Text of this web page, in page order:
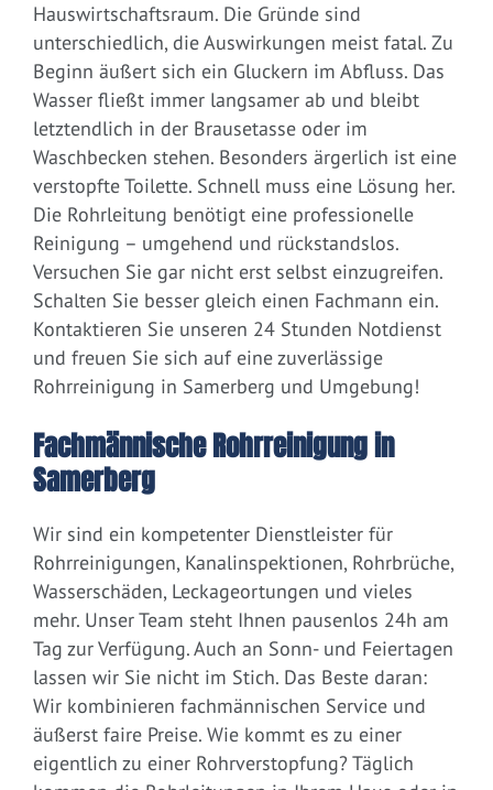
Hauswirtschaftsraum. Die Gründe sind
unterschiedlich, die Auswirkungen meist fatal. Zu
Beginn äußert sich ein Gluckern im Abfluss. Das
Wasser fließt immer langsamer ab und bleibt
letztendlich in der Brausetasse oder im
Waschbecken stehen. Besonders ärgerlich ist eine
verstopfte Toilette. Schnell muss eine Lösung her.
Die Rohrleitung benötigt eine professionelle
Reinigung – umgehend und rückstandslos.
Versuchen Sie gar nicht erst selbst einzugreifen.
Schalten Sie besser gleich einen Fachmann ein.
Kontaktieren Sie unseren 24 Stunden Notdienst
und freuen Sie sich auf eine zuverlässige
Rohrreinigung in Samerberg und Umgebung!
Fachmännische Rohrreinigung in
Samerberg
Wir sind ein kompetenter Dienstleister für
Rohrreinigungen, Kanalinspektionen, Rohrbrüche,
Wasserschäden, Leckageortungen und vieles
mehr. Unser Team steht Ihnen pausenlos 24h am
Tag zur Verfügung. Auch an Sonn- und Feiertagen
lassen wir Sie nicht im Stich. Das Beste daran:
Wir kombinieren fachmännischen Service und
äußerst faire Preise. Wie kommt es zu einer
eigentlich zu einer Rohrverstopfung? Täglich